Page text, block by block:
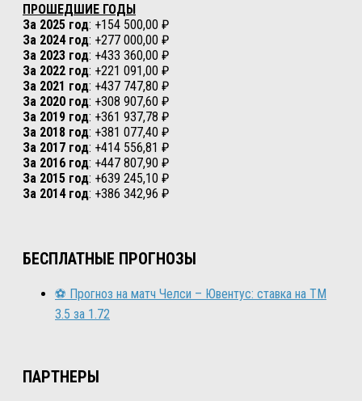
ПРОШЕДШИЕ ГОДЫ
За 2025 год: +154 500,00 ₽
За 2024 год: +277 000,00 ₽
За 2023 год: +433 360,00 ₽
За 2022 год: +221 091,00 ₽
За 2021 год: +437 747,80 ₽
За 2020 год: +308 907,60 ₽
За 2019 год: +361 937,78 ₽
За 2018 год: +381 077,40 ₽
За 2017 год: +414 556,81 ₽
За 2016 год: +447 807,90 ₽
За 2015 год: +639 245,10 ₽
За 2014 год: +386 342,96 ₽
БЕСПЛАТНЫЕ ПРОГНОЗЫ
⚽ Прогноз на матч Челси – Ювентус: ставка на ТМ
3.5 за 1.72
ПАРТНЕРЫ